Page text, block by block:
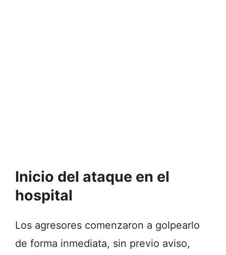
Inicio del ataque en el
hospital
Los agresores comenzaron a golpearlo
de forma inmediata, sin previo aviso,